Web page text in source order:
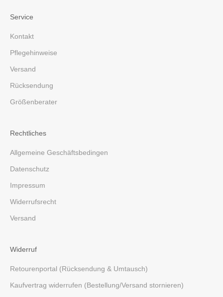
Service
Kontakt
Pflegehinweise
Versand
Rücksendung
Größenberater
Rechtliches
Allgemeine Geschäftsbedingen
Datenschutz
Impressum
Widerrufsrecht
Versand
Widerruf
Retourenportal (Rücksendung & Umtausch)
Kaufvertrag widerrufen (Bestellung/Versand stornieren)